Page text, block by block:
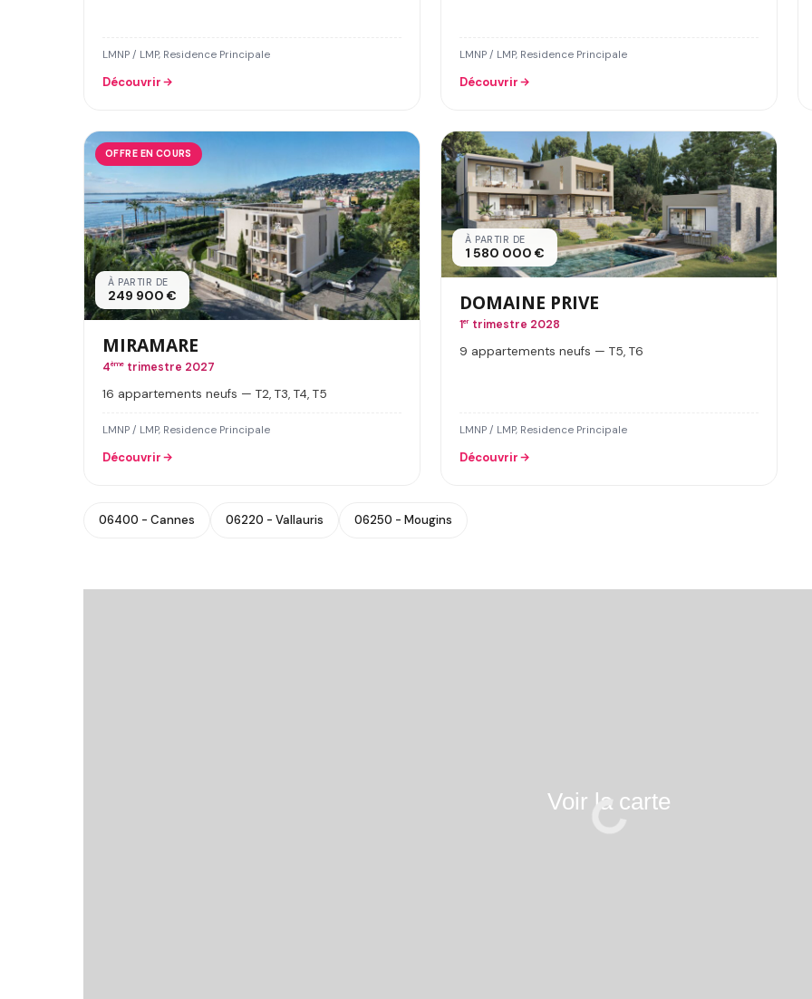
LMNP / LMP, Residence Principale
Découvrir
LMNP / LMP, Residence Principale
Découvrir
OFFRE EN COURS
À PARTIR DE
249 900 €
MIRAMARE
4ème trimestre 2027
16 appartements neufs — T2, T3, T4, T5
LMNP / LMP, Residence Principale
Découvrir
À PARTIR DE
1 580 000 €
DOMAINE PRIVE
1er trimestre 2028
9 appartements neufs — T5, T6
LMNP / LMP, Residence Principale
Découvrir
06400 - Cannes 06220 - Vallauris 06250 - Mougins
Voir la carte